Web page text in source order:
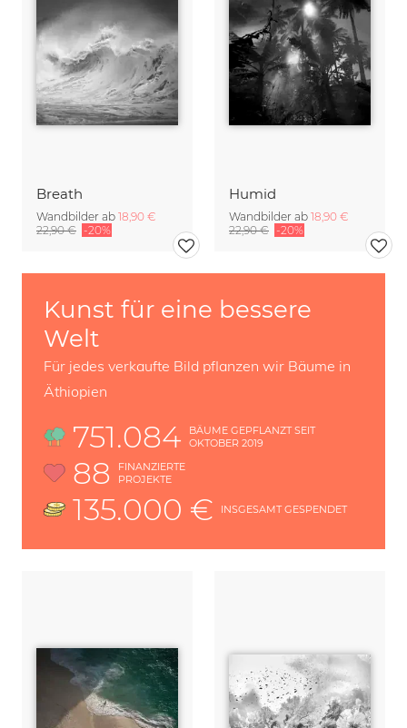
Breath
Wandbilder ab 18,90 €
22,90 € -20%
Humid
Wandbilder ab 18,90 €
22,90 € -20%
Kunst für eine bessere
Welt
Für jedes verkaufte Bild pflanzen wir Bäume in
Äthiopien
751.084
BÄUME GEPFLANZT SEIT
OKTOBER 2019
88
FINANZIERTE
PROJEKTE
135.000 € INSGESAMT GESPENDET